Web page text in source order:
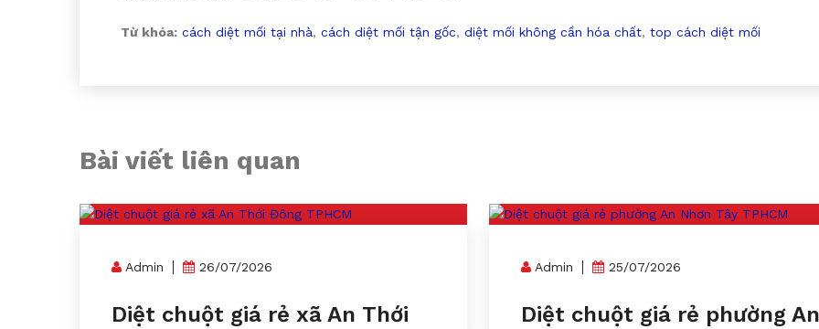
Từ khóa: cách diệt mối tại nhà, cách diệt mối tận gốc, diệt mối không cần hóa chất, top cách diệt mối
Bài viết liên quan
Admin 26/07/2026
Diệt chuột giá rẻ xã An Thới
Admin 25/07/2026
Diệt chuột giá rẻ phường An